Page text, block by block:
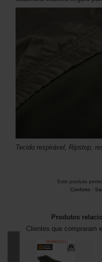
Tecido respirável, Ripstop,
Este produto
Conforto -
Produtos
Clientes que compraram